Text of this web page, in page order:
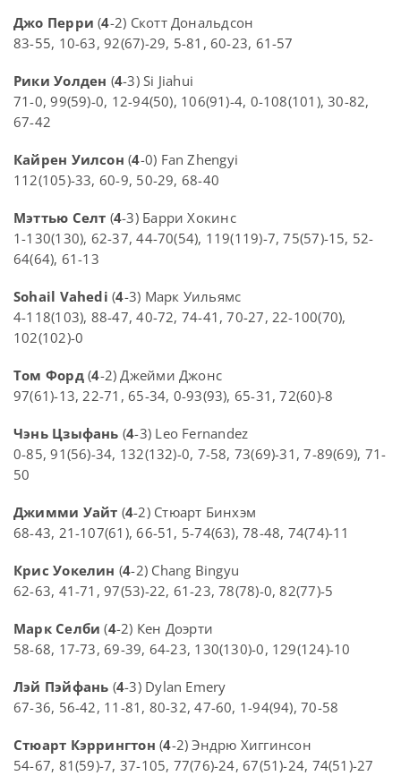
Джо Перри (4-2) Скотт Дональдсон
83-55, 10-63, 92(67)-29, 5-81, 60-23, 61-57
Рики Уолден (4-3) Si Jiahui
71-0, 99(59)-0, 12-94(50), 106(91)-4, 0-108(101), 30-82,
67-42
Кайрен Уилсон (4-0) Fan Zhengyi
112(105)-33, 60-9, 50-29, 68-40
Мэттью Селт (4-3) Барри Хокинс
1-130(130), 62-37, 44-70(54), 119(119)-7, 75(57)-15, 52-
64(64), 61-13
Sohail Vahedi (4-3) Марк Уильямс
4-118(103), 88-47, 40-72, 74-41, 70-27, 22-100(70),
102(102)-0
Том Форд(4-2) Джейми Джонс
97(61)-13, 22-71, 65-34, 0-93(93), 65-31, 72(60)-8
Чэнь Цзыфань (4-3) Leo Fernandez
0-85, 91(56)-34, 132(132)-0, 7-58, 73(69)-31, 7-89(69), 71-
50
Джимми Уайт (4-2) Стюарт Бинхэм
68-43, 21-107(61), 66-51, 5-74(63), 78-48, 74(74)-11
Крис Уокелин (4-2) Chang Bingyu
62-63, 41-71, 97(53)-22, 61-23, 78(78)-0, 82(77)-5
Марк Селби (4-2) Кен Доэрти
58-68, 17-73, 69-39, 64-23, 130(130)-0, 129(124)-10
Лэй Пэйфань (4-3) Dylan Emery
67-36, 56-42, 11-81, 80-32, 47-60, 1-94(94), 70-58
Стюарт Кэррингтон (4-2) Эндрю Хиггинсон
54-67, 81(59)-7, 37-105, 77(76)-24, 67(51)-24, 74(51)-27